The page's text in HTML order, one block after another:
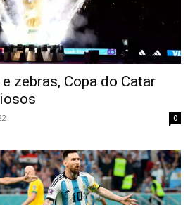
zebras, Copa do Catar
0